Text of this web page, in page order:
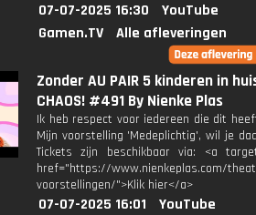
07-07-2025 16:30
YouTube
Gamen.TV
Alle afleveringen
Zonder AU PAIR 5 kinderen in
CHAOS! #491 By Nienke Plas
Ik heb respect voor iedereen die dit
Mijn voorstelling 'Medeplichtig', wil je
Tickets zijn beschikbaar via: <a
href="https://www.nienkeplas.com/
voorstellingen/">Klik hier</a>
07-07-2025 16:01
YouTube